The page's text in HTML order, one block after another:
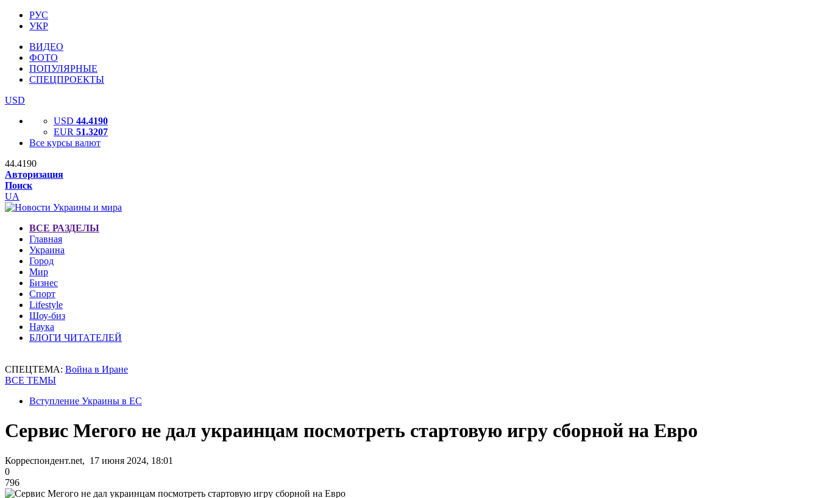
РУС
УКР
ВИДЕО
ФОТО
ПОПУЛЯРНЫЕ
СПЕЦПРОЕКТЫ
USD
USD 44.4190
EUR 51.3207
Все курсы валют
44.4190
Авторизация
Поиск
UA
ВСЕ РАЗДЕЛЫ
Главная
Украина
Город
Мир
Бизнес
Спорт
Lifestyle
Шоу-биз
Наука
БЛОГИ ЧИТАТЕЛЕЙ
СПЕЦТЕМА: Война в Иране
ВСЕ ТЕМЫ
Вступление Украины в ЕС
Сервис Мегого не дал украинцам посмотреть стартовую игру сборной на Евро
Корреспондент.net, 17 июня 2024, 18:01
0
796